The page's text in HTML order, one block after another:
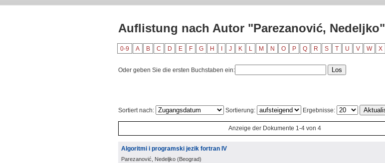
Auflistung nach Autor "Parezanović, Nedeljko"
0-9 A B C D E F G H J K L M N O P Q R S T U V W X
Oder geben Sie die ersten Buchstaben ein:
Sortiert nach: Sortierung: Ergebnisse:
Anzeige der Dokumente 1-4 von 4
Algoritmi i programski jezik fortran IV
Parezanović, Nedeljko (Beograd)